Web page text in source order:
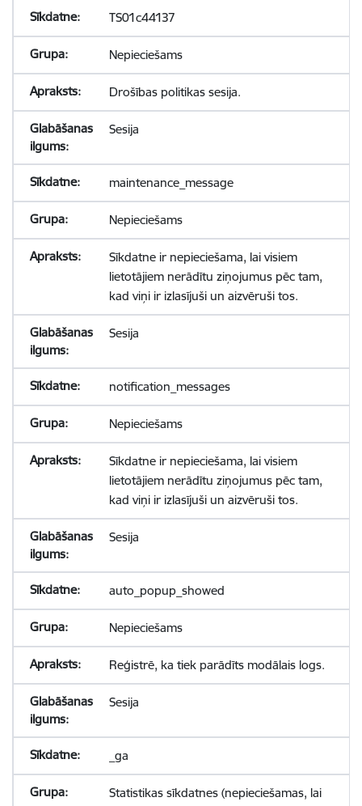
TS01c44137
Nepieciešams
Drošības politikas sesija.
Sesija
maintenance_message
Nepieciešams
Sīkdatne ir nepieciešama, lai visiem
lietotājiem nerādītu ziņojumus pēc tam,
kad viņi ir izlasījuši un aizvēruši tos.
Sesija
notification_messages
Nepieciešams
Sīkdatne ir nepieciešama, lai visiem
lietotājiem nerādītu ziņojumus pēc tam,
kad viņi ir izlasījuši un aizvēruši tos.
Sesija
auto_popup_showed
Nepieciešams
Reģistrē, ka tiek parādīts modālais logs.
Sesija
_ga
Statistikas sīkdatnes (nepieciešamas, lai